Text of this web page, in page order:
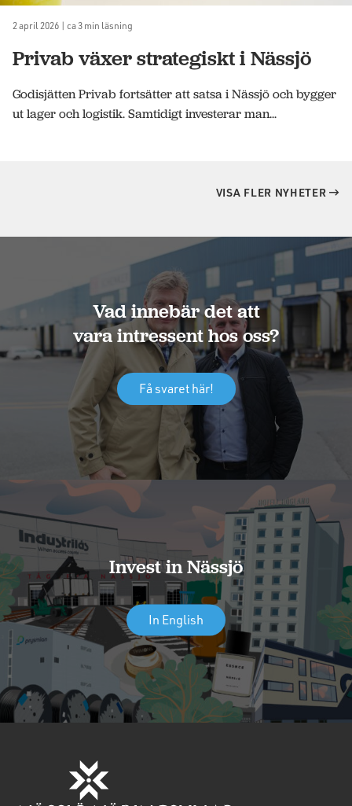
2 april 2026 | ca 3 min läsning
Privab växer strategiskt i Nässjö
Godisjätten Privab fortsätter att satsa i Nässjö och bygger
ut lager och logistik. Samtidigt investerar man...
VISA FLER NYHETER
Vad innebär det att
vara intressent hos oss?
Få svaret här!
Invest in Nässjö
In English